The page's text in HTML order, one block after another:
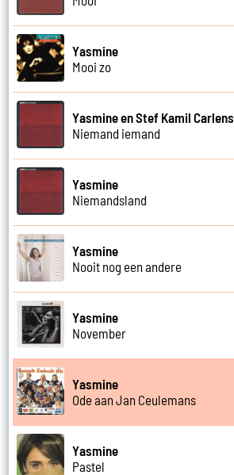
Yasmine
Mooi zo
Yasmine en Stef Kamil Carlens
Niemand iemand
Yasmine
Niemandsland
Yasmine
Nooit nog een andere
Yasmine
November
Yasmine
Ode aan Jan Ceulemans
Yasmine
Pastel